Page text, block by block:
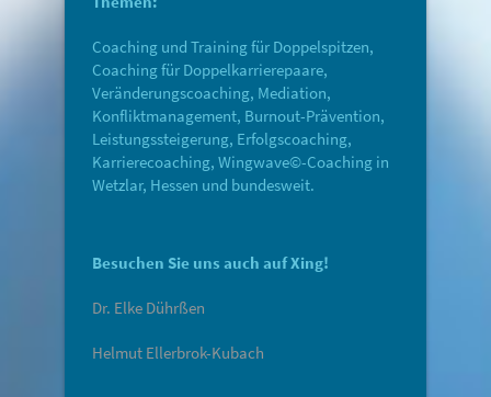
Coaching und Training für Doppelspitzen,
Coaching für Doppelkarrierepaare,
Veränderungscoaching, Mediation,
Konfliktmanagement, Burnout-Prävention,
Leistungssteigerung, Erfolgscoaching,
Karrierecoaching, Wingwave©-Coaching in
Wetzlar, Hessen und bundesweit.
Besuchen Sie uns auch auf Xing!
Dr. Elke Dührßen
Helmut Ellerbrok-Kubach